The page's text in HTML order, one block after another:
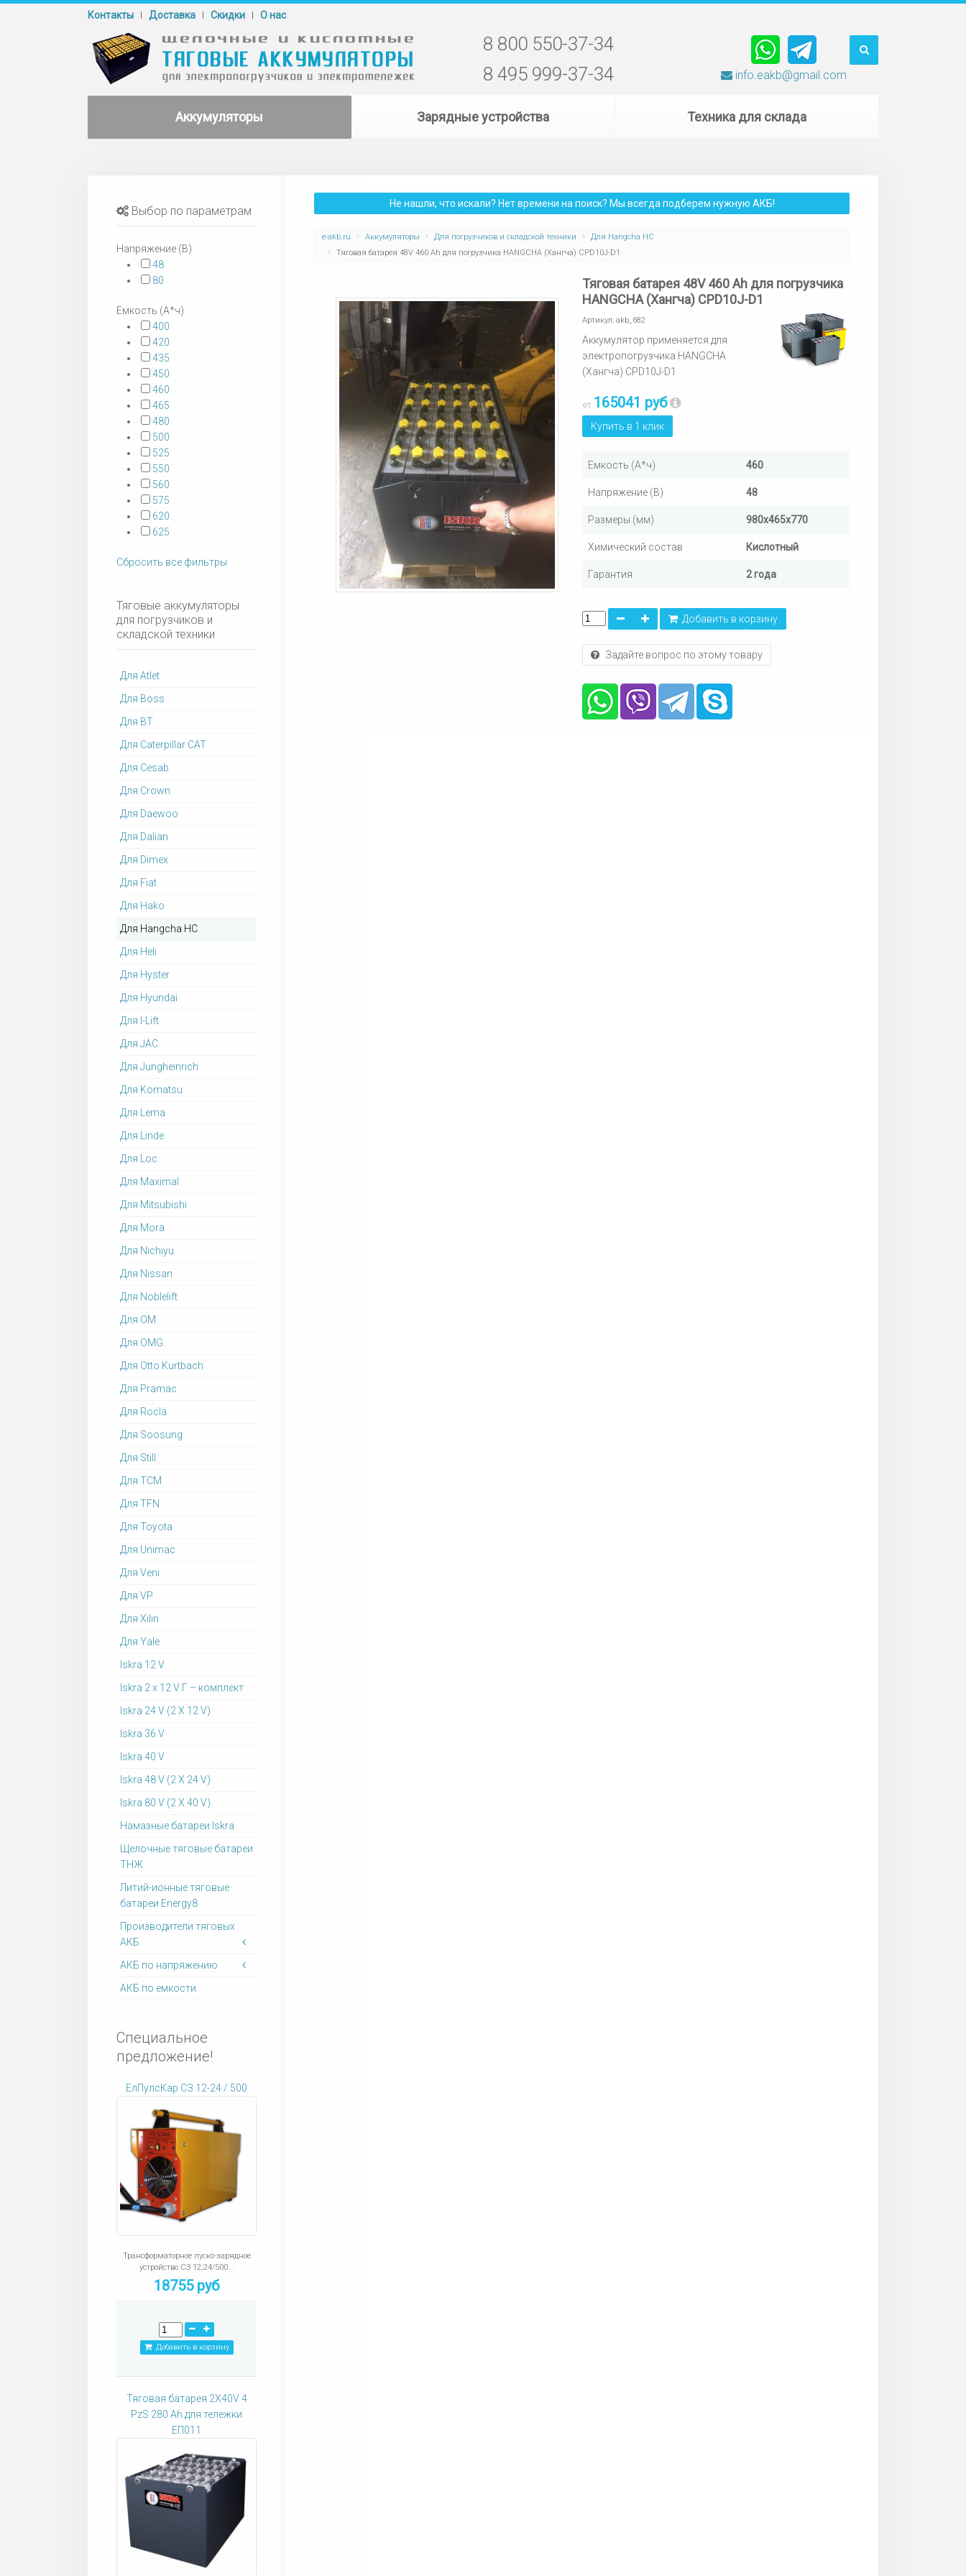
Контакты Доставка Cкидки О нас
8 800 550-37-34
8 495 999-37-34
info.eakb@gmail.com
Аккумуляторы Зарядные устройства Техника для склада
Не нашли, что искали? Нет времени на поиск? Мы всегда подберем нужную АКБ!
e-akb.ru Аккумуляторы Для погрузчиков и складской техники
Для Hangcha HC
Тяговая батарея 48V 460 Ah для погрузчика HANGCHA (Хангча) CPD10J-D1
Тяговая батарея 48V 460 Ah для погрузчика
HANGCHA (Хангча) CPD10J-D1
Артикул: akb_682
Аккумулятор применяется для
электропогрузчика HANGCHA
(Хангча) CPD10J-D1
от 165041 руб
Купить в 1 клик
Емкость (А*ч) 460
Напряжение (В) 48
Размеры (мм) 980х465х770
Химический состав Кислотный
Гарантия 2 года
Добавить в корзину
Задайте вопрос по этому товару
Выбор по параметрам
Напряжение (В)
48
80
Емкость (А*ч)
400
420
435
450
460
465
480
500
525
550
560
575
620
625
Сбросить все фильтры
Тяговые аккумуляторы
для погрузчиков и
складской техники
Для Atlet
Для Boss
Для BT
Для Caterpillar CAT
Для Cesab
Для Crown
Для Daewoo
Для Dalian
Для Dimex
Для Fiat
Для Hako
Для Hangcha HC
Для Heli
Для Hyster
Для Hyundai
Для I-Lift
Для JAC
Для Jungheinrich
Для Komatsu
Для Lema
Для Linde
Для Loc
Для Maximal
Для Mitsubishi
Для Mora
Для Nichiyu
Для Nissan
Для Noblelift
Для OM
Для OMG
Для Otto Kurtbach
Для Pramac
Для Rocla
Для Soosung
Для Still
Для TCM
Для TFN
Для Toyota
Для Unimac
Для Veni
Для VP
Для Xilin
Для Yale
Iskra 12 V
Iskra 2 x 12 V Г – комплект
Iskra 24 V (2 X 12 V)
Iskra 36 V
Iskra 40 V
Iskra 48 V (2 X 24 V)
Iskra 80 V (2 X 40 V)
Намазные батареи Iskra
Щелочные тяговые батареи
ТНЖ
Литий-ионные тяговые
батареи Energy8
Производители тяговых
АКБ
АКБ по напряжению
АКБ по емкости
Специальное
предложение!
ЕлПулсКар СЗ 12-24 / 500
Трансформаторное пуско-зарядное
устройство СЗ 12;24/500...
18755 руб
Добавить в корзину
Тяговая батарея 2X40V 4
PzS 280 Ah для тележки
ЕП011